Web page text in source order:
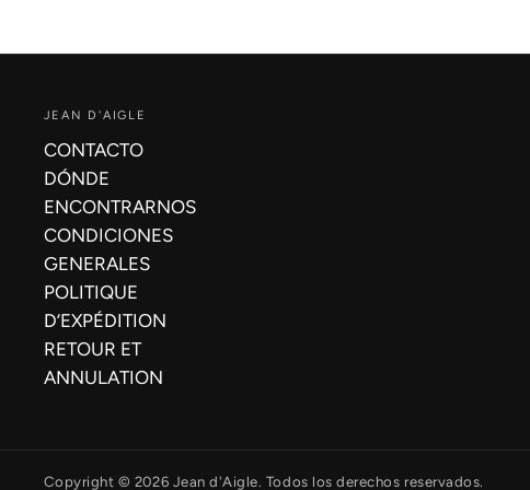
JEAN D'AIGLE
CONTACTO
DÓNDE
ENCONTRARNOS
CONDICIONES
GENERALES
POLITIQUE
D’EXPÉDITION
RETOUR ET
ANNULATION
Copyright © 2026 Jean d'Aigle. Todos los derechos reservados.